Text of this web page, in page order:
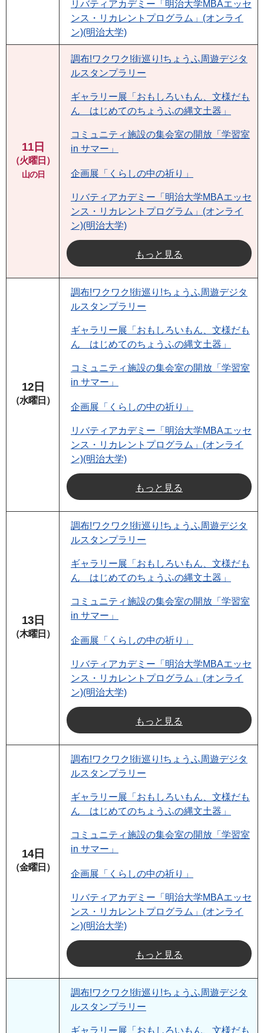
リバティアカデミー「明治大学MBAエッセ
ンス・リカレントプログラム」(オンライ
ン)(明治大学)
11日
（火曜日）
山の日
調布!ワクワク!街巡り!ちょうふ周遊デジタ
ルスタンプラリー
ギャラリー展「おもしろいもん、文様だも
ん はじめてのちょうふの縄文土器」
コミュニティ施設の集会室の開放「学習室
in サマー」
企画展「くらしの中の祈り」
リバティアカデミー「明治大学MBAエッセ
ンス・リカレントプログラム」(オンライ
ン)(明治大学)
もっと見る
12日
（水曜日）
調布!ワクワク!街巡り!ちょうふ周遊デジタ
ルスタンプラリー
ギャラリー展「おもしろいもん、文様だも
ん はじめてのちょうふの縄文土器」
コミュニティ施設の集会室の開放「学習室
in サマー」
企画展「くらしの中の祈り」
リバティアカデミー「明治大学MBAエッセ
ンス・リカレントプログラム」(オンライ
ン)(明治大学)
もっと見る
13日
（木曜日）
調布!ワクワク!街巡り!ちょうふ周遊デジタ
ルスタンプラリー
ギャラリー展「おもしろいもん、文様だも
ん はじめてのちょうふの縄文土器」
コミュニティ施設の集会室の開放「学習室
in サマー」
企画展「くらしの中の祈り」
リバティアカデミー「明治大学MBAエッセ
ンス・リカレントプログラム」(オンライ
ン)(明治大学)
もっと見る
14日
（金曜日）
調布!ワクワク!街巡り!ちょうふ周遊デジタ
ルスタンプラリー
ギャラリー展「おもしろいもん、文様だも
ん はじめてのちょうふの縄文土器」
コミュニティ施設の集会室の開放「学習室
in サマー」
企画展「くらしの中の祈り」
リバティアカデミー「明治大学MBAエッセ
ンス・リカレントプログラム」(オンライ
ン)(明治大学)
もっと見る
調布!ワクワク!街巡り!ちょうふ周遊デジタ
ルスタンプラリー
ギャラリー展「おもしろいもん、文様だも